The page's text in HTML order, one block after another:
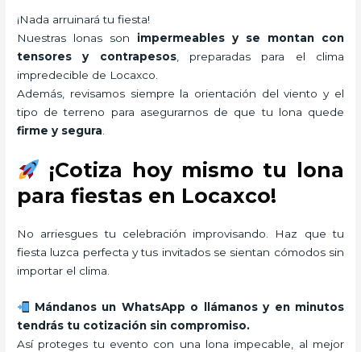
¡Nada arruinará tu fiesta!
Nuestras lonas son impermeables y se montan con
tensores y contrapesos, preparadas para el clima
impredecible de Locaxco.
Además, revisamos siempre la orientación del viento y el
tipo de terreno para asegurarnos de que tu lona quede
firme y segura
¡Cotiza hoy mismo tu lona
para fiestas en Locaxco!
No arriesgues tu celebración improvisando. Haz que tu
fiesta luzca perfecta y tus invitados se sientan cómodos sin
importar el clima.
Mándanos un WhatsApp o llámanos y en minutos
tendrás tu cotización sin compromiso.
Así proteges tu evento con una lona impecable, al mejor